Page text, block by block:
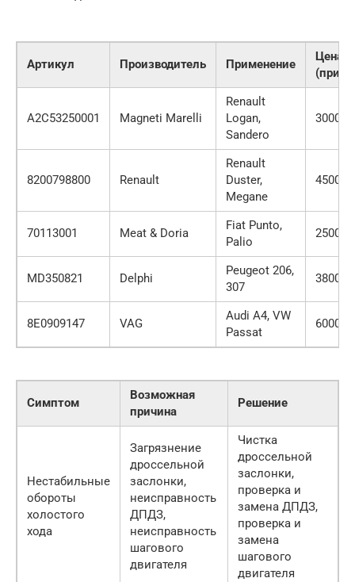
Артикул Производитель Применение
Цена
A2C53250001 Magneti Marelli
Renault
Logan,
Sandero
3000
8200798800 Renault
Renault
Duster,
Megane
4500
70113001 Meat & Doria
Fiat Punto,
Palio
2500
MD350821 Delphi
Peugeot 206,
307
3800
8E0909147 VAG
Audi A4, VW
Passat
6000
Симптом
Возможная
причина
Решение
Нестабильные
обороты
холостого
хода
Загрязнение
дроссельной
заслонки,
неисправность
ДПДЗ,
неисправность
шагового
двигателя
Чистка
дроссельной
заслонки,
проверка и
замена ДПДЗ,
проверка и
замена
шагового
двигателя